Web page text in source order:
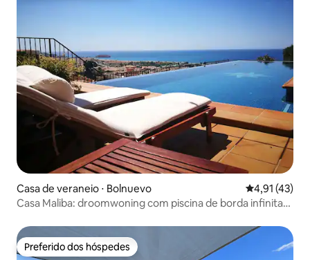
Casa de veraneio ⋅ Bolnuevo 4,91 de uma
4,91 (43)
Casa Maliba: droomwoning com piscina de borda infinita
Preferido dos hóspedes
Preferido dos hóspedes